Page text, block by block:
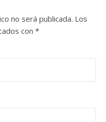
no será publicada. Los
con *